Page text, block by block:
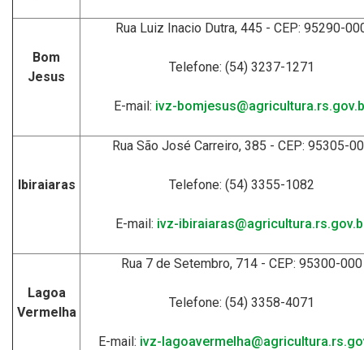
Bom
Jesus
Rua Luiz Inacio Dutra, 445 - CEP: 95290-
Telefone: (54) 3237-1271
E-mail: ivz-
Ibiraiaras
Rua São José Carreiro, 385 - CEP: 95305-
Telefone: (54) 3355-1082
E-mail: ivz-
Lagoa
Vermelha
Rua 7 de Setembro, 714 - CEP: 95300-000
Telefone: (54) 3358-4071
E-mail: ivz-